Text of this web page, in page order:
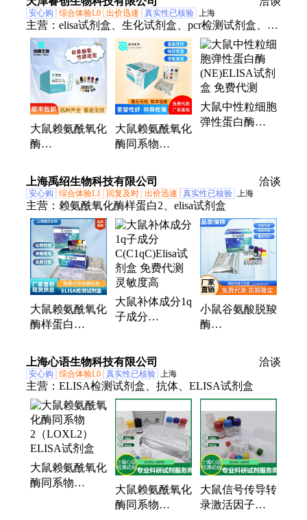
检测试剂盒灵敏
性高
安心购 综合体验L0 出价迅速 真实性已核验 上海
主营： elisa试剂盒、生化试剂盒、pcr检测试剂盒、赖
氨酰氧化酶、细胞
大鼠赖氨酰氧化
酶
试剂盒 免费代
测
大鼠赖氨酰氧化
酶同系物
试剂盒免费代测
大鼠中性粒细胞
弹性蛋白酶
上海禹绍生物科技有限公司 洽谈
安心购 综合体验L1 回复及时 出价迅速 真实性已核验 上海
主营： 赖氨酰氧化酶样蛋白2、elisa试剂盒
大鼠赖氨酰氧化
酶样蛋白
试剂盒 免费代
测 灵敏度高
大鼠补体成分1q
子成分
灵敏度高
小鼠谷氨酸脱羧
酶
试剂盒 免费代
上海心语生物科技有限公司 洽谈
安心购 综合体验L0 真实性已核验 上海
主营： ELISA检测试剂盒、抗体、ELISA试剂盒
大鼠赖氨酰氧化
酶同系物
大鼠赖氨酰氧化
酶同系物
大鼠信号传导转
录激活因子